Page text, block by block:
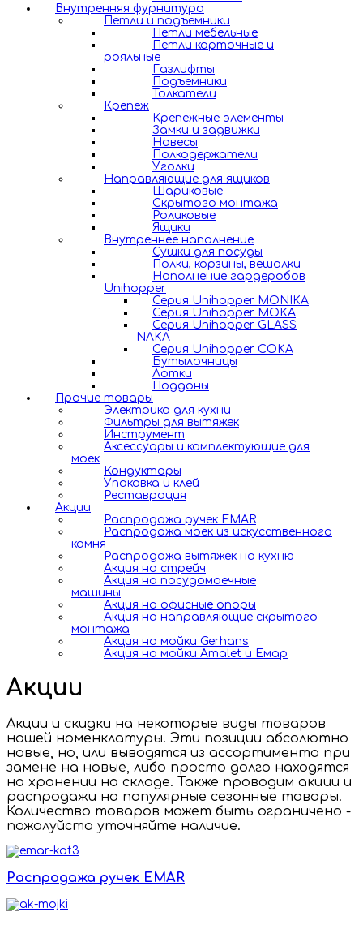
Внутренняя фурнитура
Петли и подъемники
Петли мебельные
Петли карточные и
рояльные
Газлифты
Подъемники
Толкатели
Крепеж
Крепежные элементы
Замки и задвижки
Навесы
Полкодержатели
Уголки
Направляющие для ящиков
Шариковые
Скрытого монтажа
Роликовые
Ящики
Внутреннее наполнение
Сушки для посуды
Полки, корзины, вешалки
Наполнение гардеробов
Unihopper
Серия Unihopper MONIKA
Серия Unihopper MOKA
Серия Unihopper GLASS
NAKA
Серия Unihopper COKA
Бутылочницы
Лотки
Поддоны
Прочие товары
Электрика для кухни
Фильтры для вытяжек
Инструмент
Аксессуары и комплектующие для
моек
Кондукторы
Упаковка и клей
Реставрация
Акции
Распродажа ручек EMAR
Распродажа моек из искусственного
камня
Распродажа вытяжек на кухню
Акция на стрейч
Акция на посудомоечные
машины
Акция на офисные опоры
Акция на направляющие скрытого
монтажа
Акция на мойки Gerhans
Акция на мойки Amalet и Емар
Акции
Акции и скидки на некоторые виды товаров
нашей номенклатуры. Эти позиции абсолютно
новые, но, или выводятся из ассортимента при
замене на новые, либо просто долго находятся
на хранении на складе. Также проводим акции и
распродажи на популярные сезонные товары.
Количество товаров может быть ограничено -
пожалуйста уточняйте наличие.
Распродажа ручек EMAR